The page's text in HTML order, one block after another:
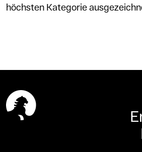
höchsten Kategorie